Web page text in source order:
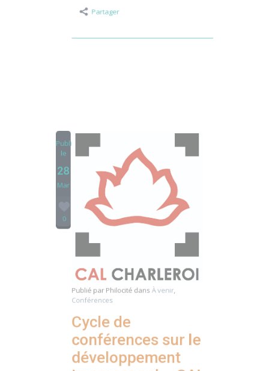
Marlagne pour une formation : Usages…
Partager
28
Publié parPhilocitédansÀ venir,
Conférences
Cycle de
conférences sur le
développement